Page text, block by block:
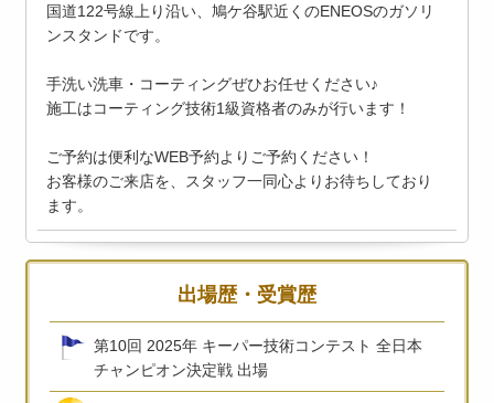
国道122号線上り沿い、鳩ケ谷駅近くのENEOSのガソリ
ンスタンドです。
手洗い洗車・コーティングぜひお任せください♪
施工はコーティング技術1級資格者のみが行います！
ご予約は便利なWEB予約よりご予約ください！
お客様のご来店を、スタッフ一同心よりお待ちしており
ます。
出場歴・受賞歴
第10回 2025年 キーパー技術コンテスト 全日本
チャンピオン決定戦 出場